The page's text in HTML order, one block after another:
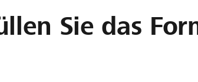
Sie das